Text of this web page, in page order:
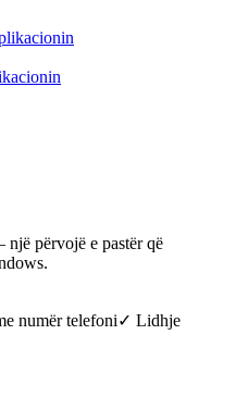
përvojë e pastër që
numër telefoni✓ Lidhje